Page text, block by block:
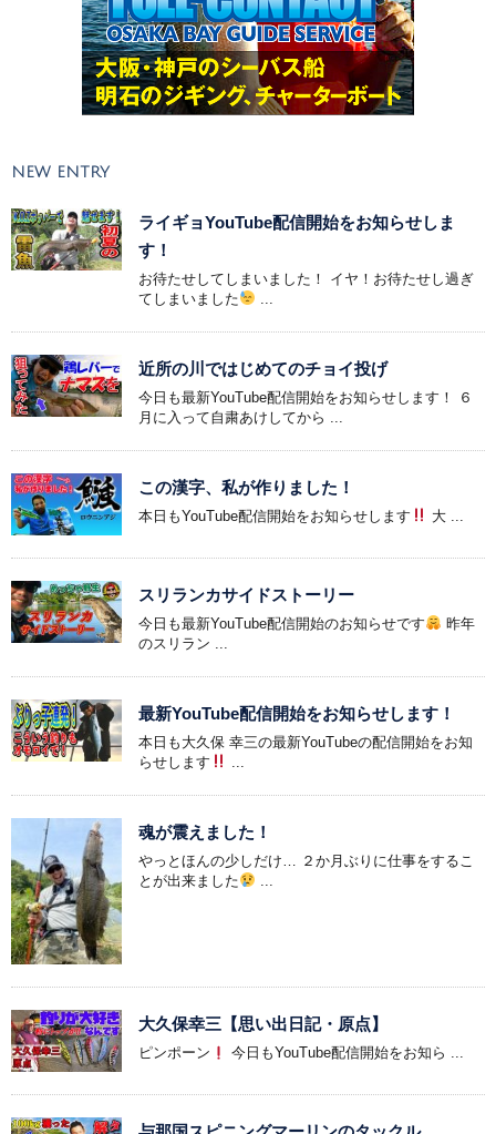
NEW ENTRY
ライギョYouTube配信開始をお知らせしま
す！
お待たせしてしまいました！ イヤ！お待たせし過ぎ
てしまいました
近所の川ではじめてのチョイ投げ
今日も最新YouTube配信開始をお知らせします！ ６
月に入って自粛あけしてから ...
この漢字、私が作りました！
本日もYouTube配信開始をお知らせします 大 ...
スリランカサイドストーリー
今日も最新YouTube配信開始のお知らせです
昨年
のスリラン ...
最新YouTube配信開始をお知らせします！
本日も大久保 幸三の最新YouTubeの配信開始をお知
らせします
魂が震えました！
やっとほんの少しだけ… ２か月ぶりに仕事をするこ
とが出来ました
大久保幸三【思い出日記・原点】
ピンポーン 今日もYouTube配信開始をお知ら ...